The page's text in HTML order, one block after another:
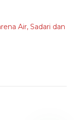
Air, Sadari dan